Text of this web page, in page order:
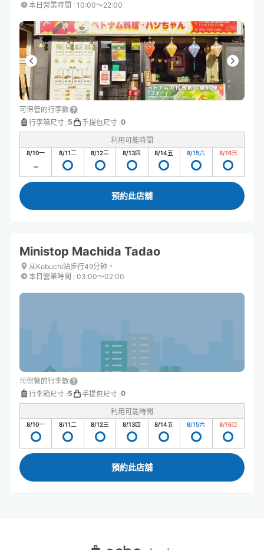
本日營業時間 : 10:00〜22:00
可保管的行李數
行李箱尺寸 :5 手提包尺寸 :0
利用可能時間
8/10一 8/11二 8/12三 8/13四 8/14五 8/15六 8/16日
預約此店舖
Ministop Machida Tadao
从Kobuchi站步行49分钟。
本日營業時間 : 03:00〜02:00
可保管的行李數
行李箱尺寸 :5 手提包尺寸 :0
利用可能時間
8/10一 8/11二 8/12三 8/13四 8/14五 8/15六 8/16日
預約此店舖
玉川學園前站附近推薦的寄物櫃